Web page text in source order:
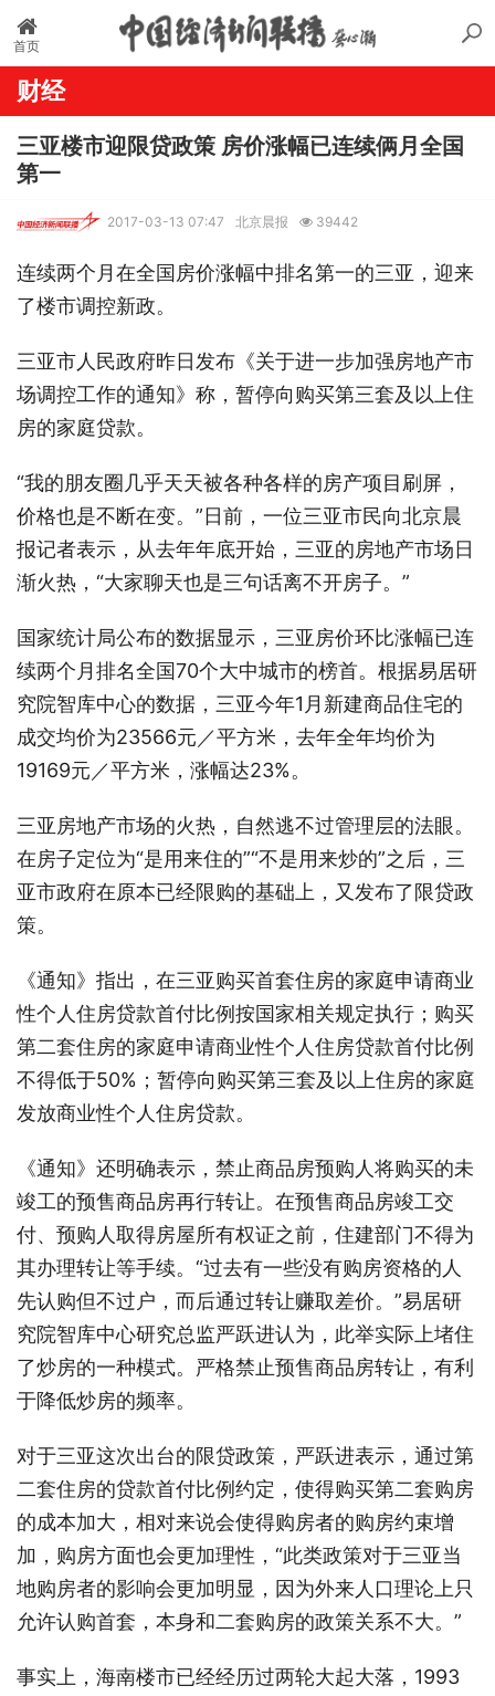
首页
财经
三亚楼市迎限贷政策 房价涨幅已连续俩月全国
第一
2017-03-13 07:47 北京晨报 39442
连续两个月在全国房价涨幅中排名第一的三亚，迎来
了楼市调控新政。
三亚市人民政府昨日发布《关于进一步加强房地产市
场调控工作的通知》称，暂停向购买第三套及以上住
房的家庭贷款。
“我的朋友圈几乎天天被各种各样的房产项目刷屏，
价格也是不断在变。”日前，一位三亚市民向北京晨
报记者表示，从去年年底开始，三亚的房地产市场日
渐火热，“大家聊天也是三句话离不开房子。”
国家统计局公布的数据显示，三亚房价环比涨幅已连
续两个月排名全国70个大中城市的榜首。根据易居研
究院智库中心的数据，三亚今年1月新建商品住宅的
成交均价为23566元／平方米，去年全年均价为
19169元／平方米，涨幅达23%。
三亚房地产市场的火热，自然逃不过管理层的法眼。
在房子定位为“是用来住的”“不是用来炒的”之后，三
亚市政府在原本已经限购的基础上，又发布了限贷政
策。
《通知》指出，在三亚购买首套住房的家庭申请商业
性个人住房贷款首付比例按国家相关规定执行；购买
第二套住房的家庭申请商业性个人住房贷款首付比例
不得低于50%；暂停向购买第三套及以上住房的家庭
发放商业性个人住房贷款。
《通知》还明确表示，禁止商品房预购人将购买的未
竣工的预售商品房再行转让。在预售商品房竣工交
付、预购人取得房屋所有权证之前，住建部门不得为
其办理转让等手续。“过去有一些没有购房资格的人
先认购但不过户，而后通过转让赚取差价。”易居研
究院智库中心研究总监严跃进认为，此举实际上堵住
了炒房的一种模式。严格禁止预售商品房转让，有利
于降低炒房的频率。
对于三亚这次出台的限贷政策，严跃进表示，通过第
二套住房的贷款首付比例约定，使得购买第二套购房
的成本加大，相对来说会使得购房者的购房约束增
加，购房方面也会更加理性，“此类政策对于三亚当
地购房者的影响会更加明显，因为外来人口理论上只
允许认购首套，本身和二套购房的政策关系不大。”
事实上，海南楼市已经经历过两轮大起大落，1993